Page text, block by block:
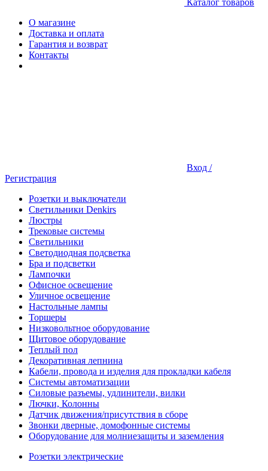
Каталог товаров
О магазине
Доставка и оплата
Гарантия и возврат
Контакты
Вход /
Регистрация
Розетки и выключатели
Светильники Denkirs
Люстры
Трековые системы
Светильники
Светодиодная подсветка
Бра и подсветки
Лампочки
Офисное освещение
Уличное освещение
Настольные лампы
Торшеры
Низковольтное оборудование
Щитовое оборудование
Теплый пол
Декоративная лепнина
Кабели, провода и изделия для прокладки кабеля
Системы автоматизации
Силовые разъемы, удлинители, вилки
Лючки, Колонны
Датчик движения/присутствия в сборе
Звонки дверные, домофонные системы
Оборудование для молниезащиты и заземления
Розетки электрические